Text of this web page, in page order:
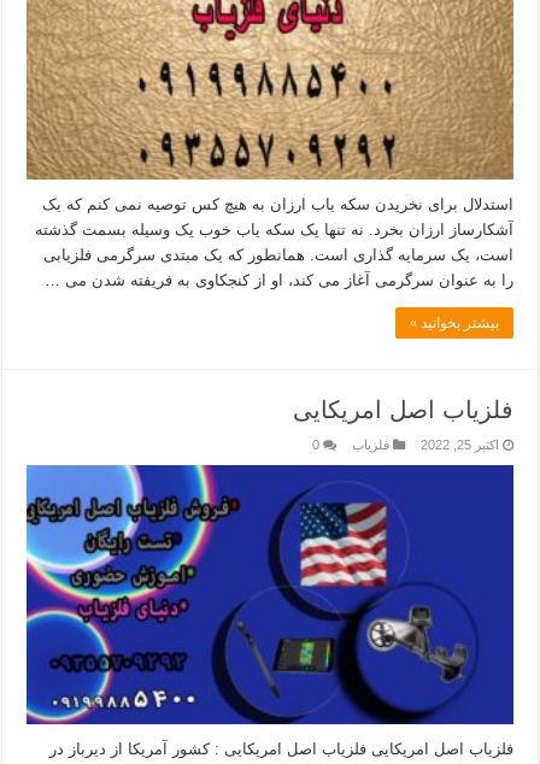
استدلال برای نخریدن سکه یاب ارزان به هیچ کس توصیه نمی کنم که یک
آشکارساز ارزان بخرد. نه تنها یک سکه یاب خوب یک وسیله بسمت گذشته
است، یک سرمایه گذاری است. همانطور که یک مبتدی سرگرمی فلزیابی
را به عنوان سرگرمی آغاز می کند، او از کنجکاوی به فریفته شدن می …
بیشتر بخوانید »
فلزیاب اصل امریکایی
اکتبر 25, 2022 فلزیاب 0
فلزیاب اصل امریکایی فلزیاب اصل امریکایی : کشور آمریکا از دیرباز در